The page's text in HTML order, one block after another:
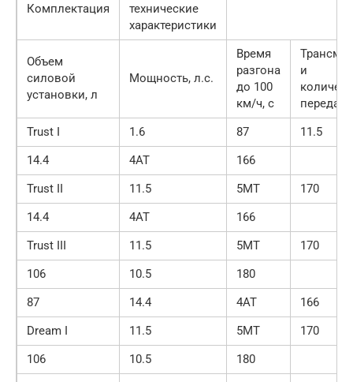
Комплектация
технические
характеристики
Объем
силовой
установки, л
Мощность, л.с.
Время
разгона
до 100
км/ч, с
и
передач
Trust I
1.6 87
11.5
14.4
4АТ
166
Trust II
11.5 5МТ
170
14.4
4АТ
166
Trust III
11.5 5МТ
170
106
10.5
180
87
14.4 4АТ
166
Dream I
11.5 5МТ
170
106
10.5
180